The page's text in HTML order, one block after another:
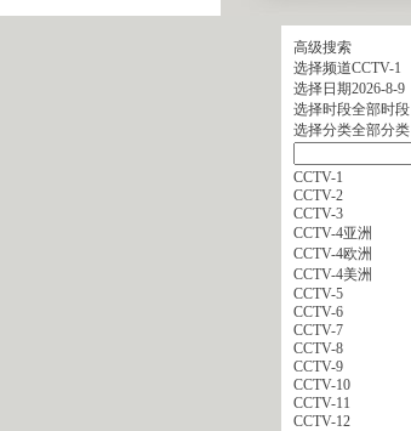
高级搜索
选择频道CCTV-1
选择日期2026-8-9
选择时段全部时段
选择分类全部分类
CCTV-1
CCTV-2
CCTV-3
CCTV-4亚洲
CCTV-4欧洲
CCTV-4美洲
CCTV-5
CCTV-6
CCTV-7
CCTV-8
CCTV-9
CCTV-10
CCTV-11
CCTV-12